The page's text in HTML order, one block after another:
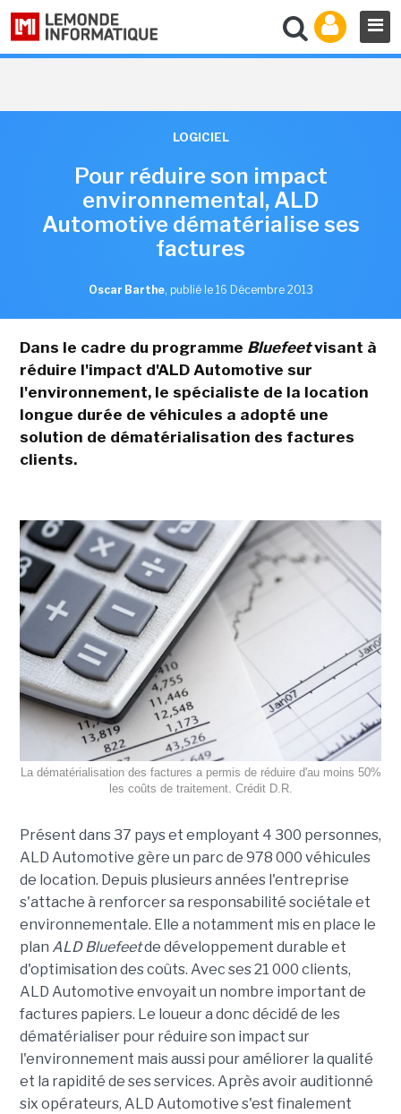
LOGICIEL
Pour réduire son impact
environnemental, ALD
Automotive dématérialise ses
factures
Oscar Barthe, publié le 16 Décembre 2013
Dans le cadre du programme Bluefeetvisant à
réduire l'impact d'ALD Automotive sur
l'environnement, le spécialiste de la location
longue durée de véhicules a adopté une
solution de dématérialisation des factures
clients.
La dématérialisation des factures a permis de réduire d'au moins 50%
les coûts de traitement. Crédit D.R.
Présent dans 37 pays et employant 4 300 personnes,
ALD Automotive gère un parc de 978 000 véhicules
de location. Depuis plusieurs années l'entreprise
s'attache à renforcer sa responsabilité sociétale et
environnementale. Elle a notamment mis en place le
plan ALD Bluefeetde développement durable et
d'optimisation des coûts. Avec ses 21 000 clients,
ALD Automotive envoyait un nombre important de
factures papiers. Le loueur a donc décidé de les
dématérialiser pour réduire son impact sur
l'environnement mais aussi pour améliorer la qualité
et la rapidité de ses services. Après avoir auditionné
six opérateurs, ALD Automotive s'est finalement